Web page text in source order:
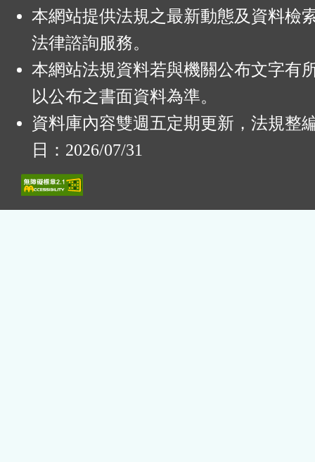
本網站提供法規之最新動態及資料檢
法律諮詢服務。
本網站法規資料若與機關公布文字有
以公布之書面資料為準。
資料庫內容雙週五定期更新，法規整
日：2026/07/31